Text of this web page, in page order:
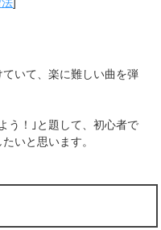
法]
いて、楽に難しい曲を弾
う！｣と題して、初心者で
いと思います。